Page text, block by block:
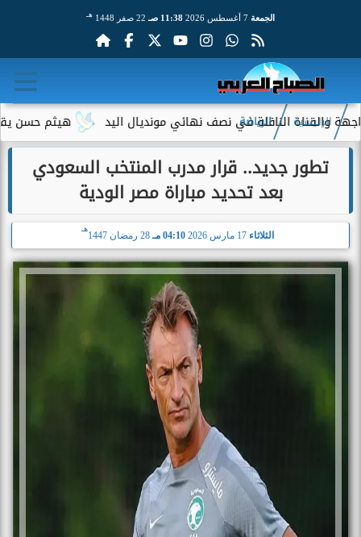
الجمعة 11:38 صـ 22 صفر 1448 هـ
هيثم حسن يقترب من الناقلة في نصف نهائي مونديال اليد
الرئيسية الرياضة
تطور جديد.. قرار مدرب المنتخب السعودي
بعد تحديد مباراة مصر الودية
الثلاثاء 17 مارس 2026 04:10 مـ 28 رمضان 1447
هـ